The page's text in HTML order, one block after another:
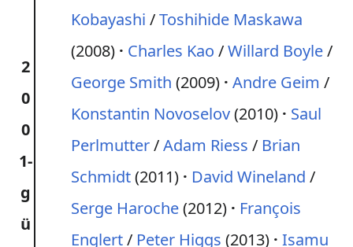
2
0
0
1-
g
ü
Kobayashi /Toshihide Maskawa
(2008)
Charles Kao /Willard Boyle/
George Smith (2009) Andre Geim /
Konstantin Novoselov(2010)
Saul
Perlmutter/Adam Riess / Brian
Schmidt(2011) David Wineland /
Serge Haroche(2012)
François
Englert/ Peter Higgs (2013) Isamu